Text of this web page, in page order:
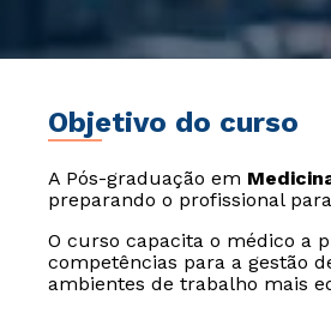
Objetivo do curso
A Pós-graduação em
preparando o profissional
O curso capacita o médico a
competências para a gestão
ambientes de trabalho mais